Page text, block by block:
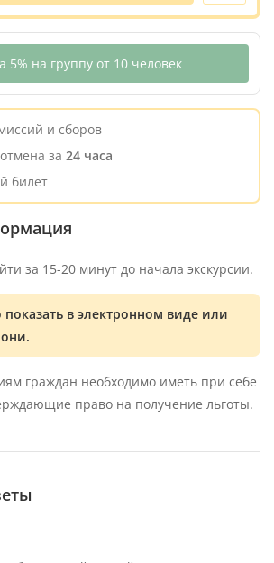
5% на группу от 10 человек
и сборов
за 24 часа
билет
за 15-20 минут до начала экскурсии.
в электронном виде или
граждан необходимо иметь при себе
право на получение льготы.